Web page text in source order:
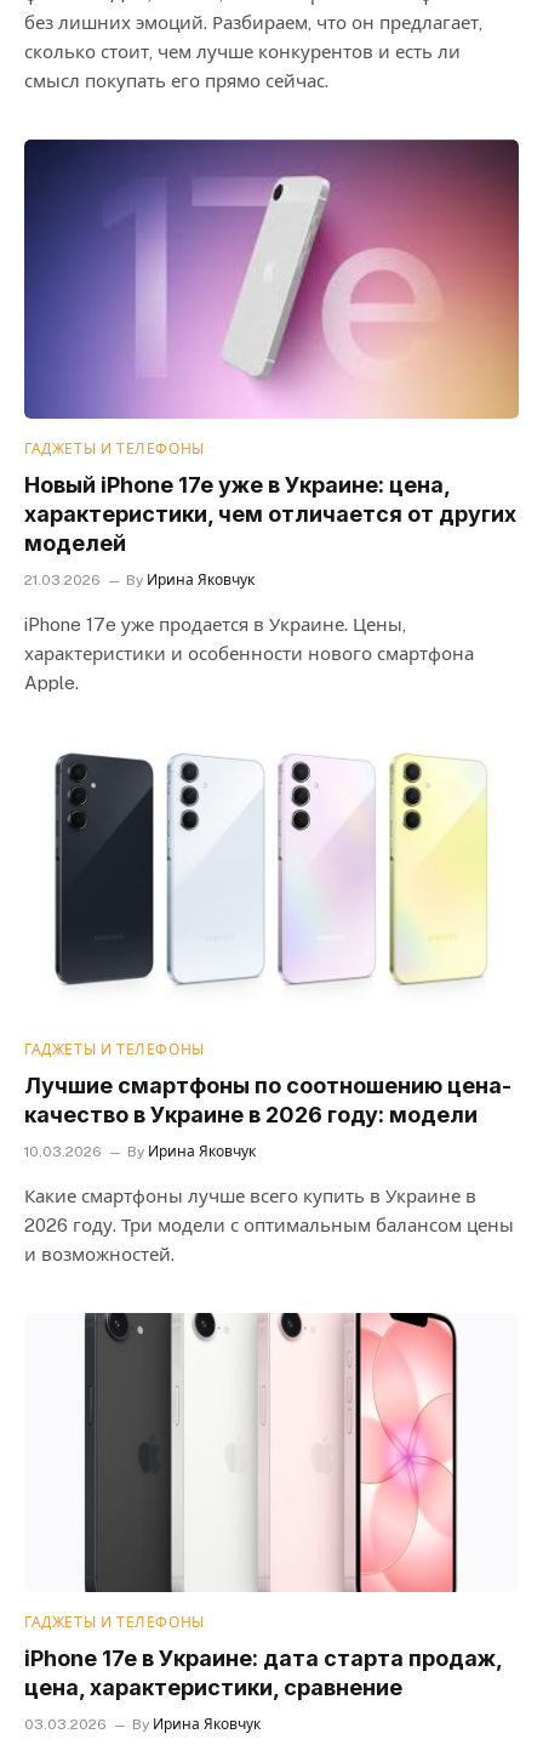
без лишних эмоций. Разбираем, что он предлагает,
сколько стоит, чем лучше конкурентов и есть ли
смысл покупать его прямо сейчас.
ГАДЖЕТЫ И ТЕЛЕФОНЫ
Новый iPhone 17e уже в Украине: цена,
характеристики, чем отличается от других
моделей
21.03.2026 By Ирина Яковчук
iPhone 17e уже продается в Украине. Цены,
характеристики и особенности нового смартфона
Apple.
ГАДЖЕТЫ И ТЕЛЕФОНЫ
Лучшие смартфоны по соотношению цена-
качество в Украине в 2026 году: модели
10.03.2026 By Ирина Яковчук
Какие смартфоны лучше всего купить в Украине в
2026 году. Три модели с оптимальным балансом цены
и возможностей.
ГАДЖЕТЫ И ТЕЛЕФОНЫ
iPhone 17e в Украине: дата старта продаж,
цена, характеристики, сравнение
03.03.2026 By Ирина Яковчук